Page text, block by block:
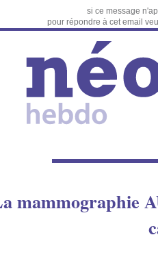
si ce message
pour répondre à cet email
mammographie